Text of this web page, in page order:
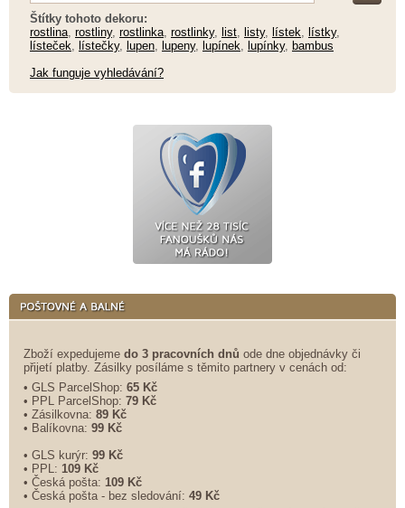
Štítky tohoto dekoru:
rostlina, rostliny, rostlinka, rostlinky, list, listy, lístek, lístky,
lísteček, lístečky, lupen, lupeny, lupínek, lupínky, bambus
Jak funguje vyhledávání?
Zboží expedujeme do 3 pracovních dnů ode dne objednávky či
přijetí platby. Zásilky posíláme s těmito partnery v cenách od:
• GLS ParcelShop: 65 Kč
• PPL ParcelShop: 79 Kč
• Zásilkovna: 89 Kč
• Balíkovna: 99 Kč
• GLS kurýr: 99 Kč
• PPL: 109 Kč
• Česká pošta: 109 Kč
• Česká pošta - bez sledování: 49 Kč